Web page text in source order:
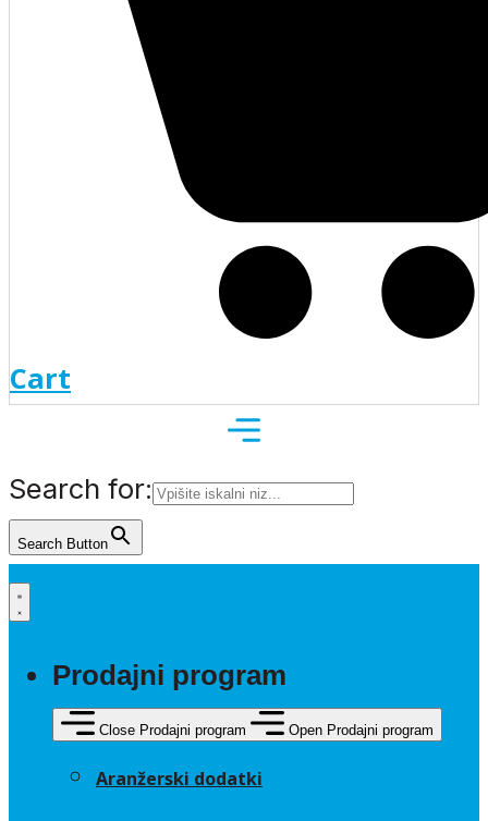
Cart
Search for:
Search Button
Prodajni program
Close Prodajni program Open Prodajni program
Aranžerski dodatki